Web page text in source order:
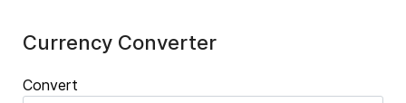
Currency Converter
Convert